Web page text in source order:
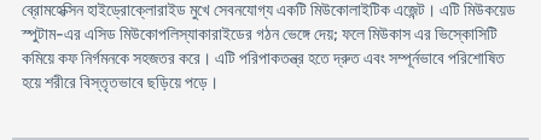
ব্রোমহেক্সিন হাইড্রোক্লোরাইড মুখে সেবনযোগ্য একটি মিউকোলাইটিক এজেন্ট। এটি মিউকয়েড
স্পুটাম-এর এসিড মিউকোপলিস্যাকারাইডের গঠন ভেঙ্গে দেয়; ফলে মিউকাস এর ভিস্কোসিটি
কমিয়ে কফ নির্গমনকে সহজতর করে। এটি পরিপাকতন্ত্র হতে দ্রুত এবং সম্পূর্নভাবে পরিশোষিত
হয়ে শরীরে বিস্তৃতভাবে ছড়িয়ে পড়ে।